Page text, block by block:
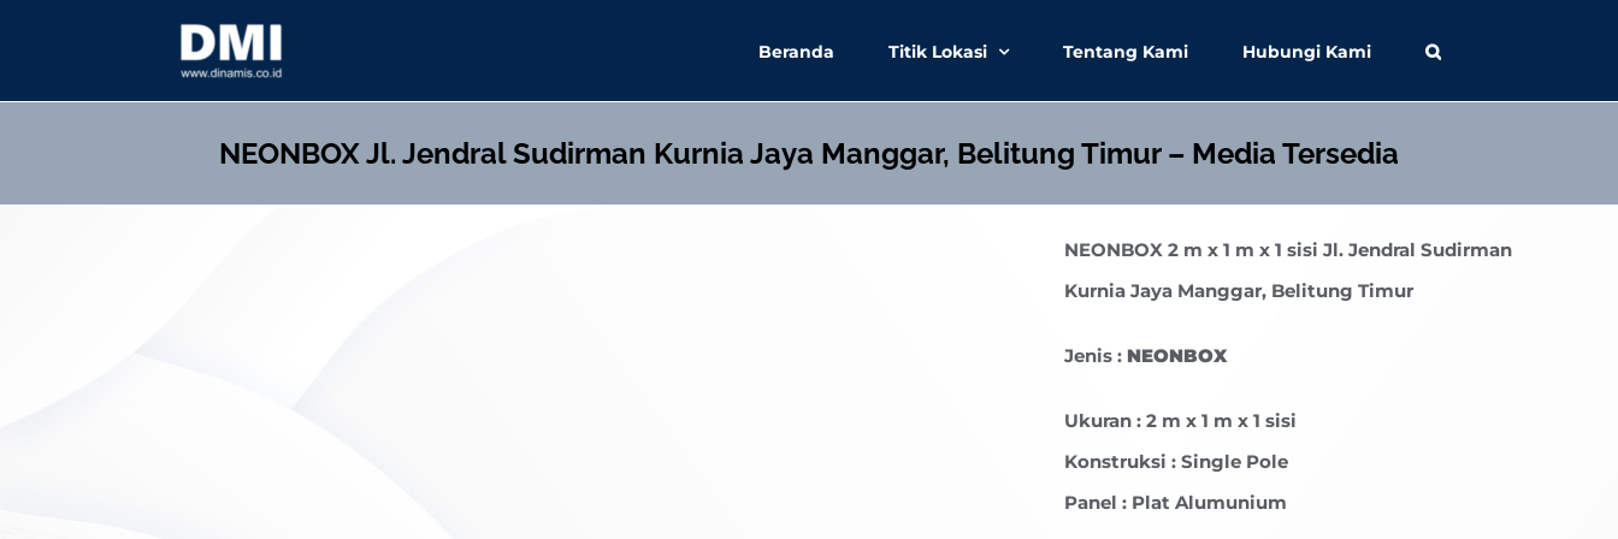
content
Beranda Titik Lokasi Tentang Kami Hubungi Kami
NEONBOXJl. Jendral Sudirman Kurnia Jaya Manggar, Belitung Timur – Media Tersedia
NEONBOX 2 m x 1 m x 1 sisi Jl. Jendral Sudirman
Kurnia Jaya Manggar, Belitung Timur
Jenis : NEONBOX
Ukuran : 2 m x 1 m x 1 sisi
Konstruksi : Single Pole
Panel : Plat Alumunium